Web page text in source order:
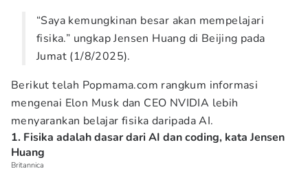
“Saya kemungkinan besar akan mempelajari
fisika.” ungkap Jensen Huang di Beijing pada
Jumat (1/8/2025).
Berikut telah Popmama.com rangkum informasi
mengenai Elon Musk dan CEO NVIDIA lebih
menyarankan belajar fisika daripada AI.
1. Fisika adalah dasar dari AI dan coding, kata Jensen
Huang
Britannica